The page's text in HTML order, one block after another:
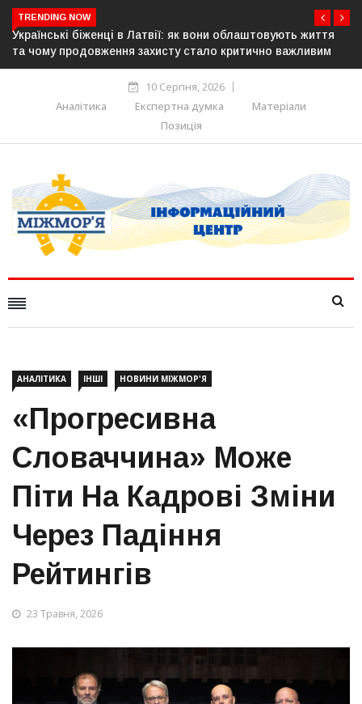
TRENDING NOW
У понад 25 містах Польщі відбудуться акції на підтримку
українців: виступлять проти агресії та ненависті
10 Серпня, 2026
Аналітика
Експертна думка
Матеріали
Позиція
АНАЛІТИКА ІНШІ НОВИНИ МІЖМОР'Я
«Прогресивна
Словаччина» Може
Піти На Кадрові Зміни
Через Падіння
Рейтингів
23 Травня, 2026